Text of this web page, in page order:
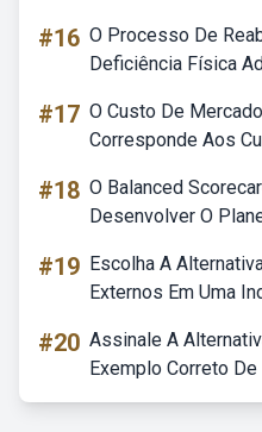
#16 O Processo De
Deficiência Física
#17 O Custo De
Corresponde Aos
#18 O Balanced
Desenvolver O
#19 Escolha A
Externos Em Uma
#20 Assinale A
Exemplo Correto